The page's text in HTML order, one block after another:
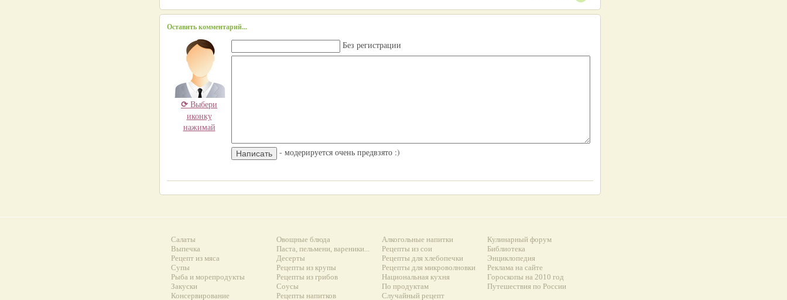
Оставить комментарий...
⟳ Выбери
иконку
нажимай
Без регистрации
- модерируется очень предвзято :)
Салаты
Выпечка
Рецепт из мяса
Супы
Рыба и морепродукты
Закуски
Консервирование
Овощные блюда
Паста, пельмени, вареники...
Десерты
Рецепты из крупы
Рецепты из грибов
Соусы
Рецепты напитков
Алкогольные напитки
Рецепты из сои
Рецепты для хлебопечки
Рецепты для микроволновки
Национальная кухня
По продуктам
Случайный рецепт
Кулинарный форум
Библиотека
Энциклопедия
Реклама на сайте
Гороскопы на 2010 год
Путешествия по России